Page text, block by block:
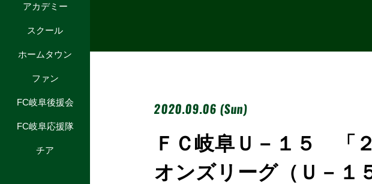
アカデミー
スクール
ホームタウン
ファン
FC岐阜後援会
FC岐阜応援隊
チア
2020.09.06 (Sun)
ＦＣ岐阜Ｕ－１５ 「
オンズリーグ（Ｕ－１